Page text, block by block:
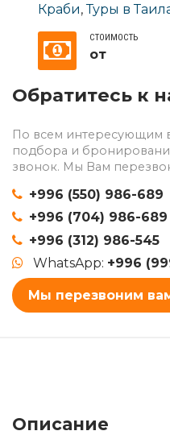
Краби,Туры в
СТОИМОСТЬ
от
Обратитесь к
По всем интересующим
подбора и
звонок. Мы Вам
+996 (550) 986-689
+996 (704) 986-689
+996 (312) 986-545
WhatsApp: +996
Мы перезвоним
Описание